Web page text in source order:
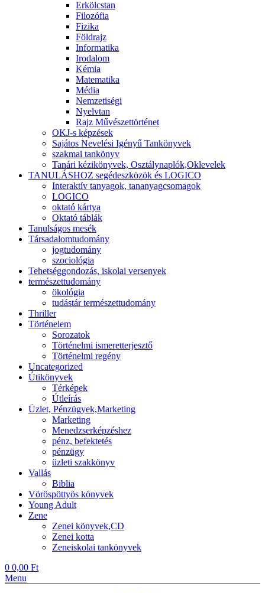
Erkölcstan
Filozófia
Fizika
Földrajz
Informatika
Irodalom
Kémia
Matematika
Média
Nemzetiségi
Nyelvtan
Rajz Művészettörténet
OKJ-s képzések
Sajátos Nevelési Igényű Tankönyvek
szakmai tankönyv
Tanári kézikönyvek, Osztálynaplók,Oklevelek
TANULÁSHOZ segédeszközök és LOGICO
Interaktív tanyagok, tananyagcsomagok
LOGICO
oktató kártya
Oktató táblák
Tanulságos mesék
Társadalomtudomány
jogtudomány
szociológia
Tehetséggondozás, iskolai versenyek
természettudomány
ökológia
tudástár természettudomány
Thriller
Történelem
Sorozatok
Történelmi ismeretterjesztő
Történelmi regény
Uncategorized
Útikönyvek
Térképek
Útleírás
Üzlet, Pénzügyek,Marketing
Marketing
Menedzserképzéshez
pénz, befektetés
pénzügy
üzleti szakkönyv
Vallás
Biblia
Vöröspöttyös könyvek
Young Adult
Zene
Zenei könyvek,CD
Zenei kotta
Zeneiskolai tankönyvek
0 0,00 Ft
Menu